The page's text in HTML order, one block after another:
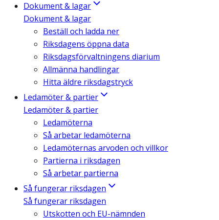
Dokument & lagar
Dokument & lagar
Beställ och ladda ner
Riksdagens öppna data
Riksdagsförvaltningens diarium
Allmänna handlingar
Hitta äldre riksdagstryck
Ledamöter & partier
Ledamöter & partier
Ledamöterna
Så arbetar ledamöterna
Ledamöternas arvoden och villkor
Partierna i riksdagen
Så arbetar partierna
Så fungerar riksdagen
Så fungerar riksdagen
Utskotten och EU-nämnden